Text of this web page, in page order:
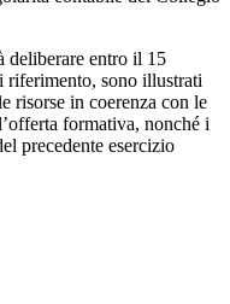
deliberare entro il 15
riferimento, sono illustrati
risorse in coerenza con le
formativa, nonché i
precedente esercizio